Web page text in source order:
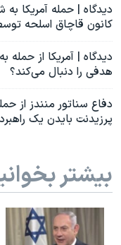
دیدگاه | حمله آمریکا به
کانون قاچاق اسلحه
دیدگاه | آمریکا از حمله
هدفی را دنبال می‌کند؟
دفاع سناتور منندز از
پرزیدنت بایدن یک
بیشتر